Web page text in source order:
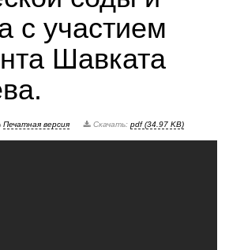
с участием
Шавката
Печатная версия Скачать: pdf (34.97 KB)